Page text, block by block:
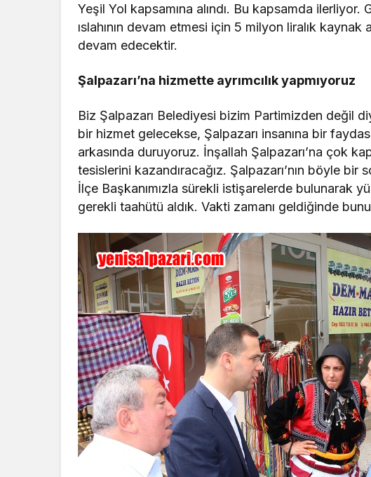
Yeşil Yol kapsamına alındı. Bu kapsamda
ıslahının devam etmesi için 5 milyon liralık kaynak
devam edecektir.
Şalpazarı’na hizmette ayrımcılık yapmıyoruz
Biz Şalpazarı Belediyesi bizim Partimizden değil
bir hizmet gelecekse, Şalpazarı insanına bir
arkasında duruyoruz. İnşallah Şalpazarı’na çok
tesislerini kazandıracağız. Şalpazarı’nın böyle
İlçe Başkanımızla sürekli istişarelerde bulunarak
gerekli taahütü aldık. Vakti zamanı geldiğinde